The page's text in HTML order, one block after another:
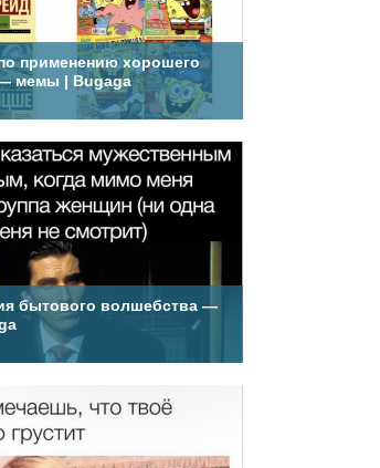
применению хорошего
мемы | Bugaga
бытового волшебства —